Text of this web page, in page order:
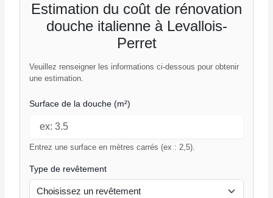
Estimation du coût de rénovation
douche italienne à Levallois-
Perret
Veuillez renseigner les informations ci-dessous pour obtenir
une estimation.
Surface de la douche (m²)
Entrez une surface en mètres carrés (ex : 2,5).
Type de revêtement